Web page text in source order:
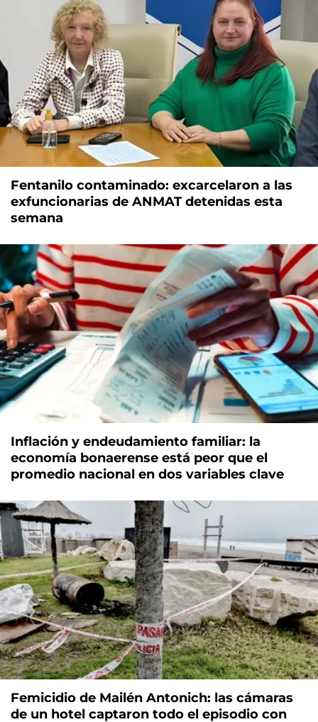
Fentanilo contaminado: excarcelaron a las
exfuncionarias de ANMAT detenidas esta
semana
Inflación y endeudamiento familiar: la
economía bonaerense está peor que el
promedio nacional en dos variables clave
Femicidio de Mailén Antonich: las cámaras
de un hotel captaron todo el episodio con